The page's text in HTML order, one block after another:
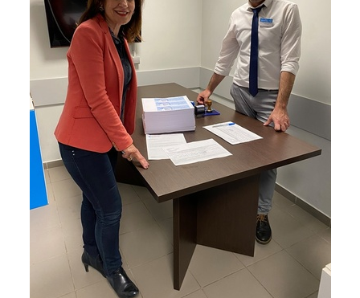
Ηλικιωμένων
(Κ.Η.Φ.Η.)
Κ.Δ.Α.Π.Α.μεΑ.
Αδειοδότηση
Έλεγχος
Βρεφονηπιακών
Σταθμών
Δημοτικό
Ιατρείο
Ξενώνας
Φιλοξενίας
Γυναικών
Κέντρο
Κοινότητας